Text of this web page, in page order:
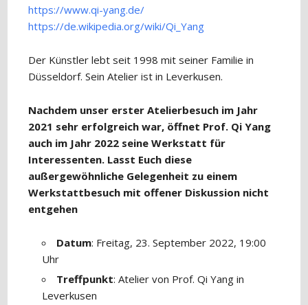
https://www.qi-yang.de/
https://de.wikipedia.org/wiki/Qi_Yang
Der Künstler lebt seit 1998 mit seiner Familie in
Düsseldorf. Sein Atelier ist in Leverkusen.
Nachdem unser erster Atelierbesuch im Jahr
2021 sehr erfolgreich war, öffnet Prof. Qi Yang
auch im Jahr 2022 seine Werkstatt für
Interessenten. Lasst Euch diese
außergewöhnliche Gelegenheit zu einem
Werkstattbesuch mit offener Diskussion nicht
entgehen
Datum: Freitag, 23. September 2022, 19:00
Uhr
Treffpunkt: Atelier von Prof. Qi Yang in
Leverkusen